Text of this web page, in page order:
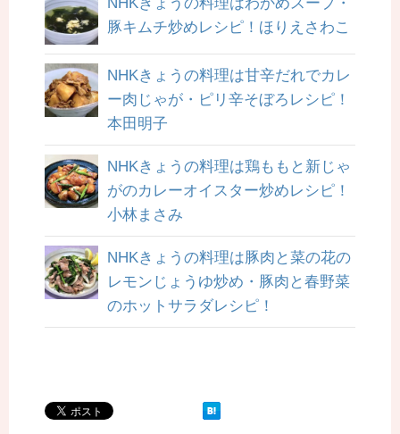
豚キムチ炒めレシピ！ほりえさわこ
NHKきょうの料理は甘辛だれでカレ
ー肉じゃが・ピリ辛そぼろレシピ！
本田明子
NHKきょうの料理は鶏ももと新じゃ
がのカレーオイスター炒めレシピ！
小林まさみ
NHKきょうの料理は豚肉と菜の花の
レモンじょうゆ炒め・豚肉と春野菜
のホットサラダレシピ！